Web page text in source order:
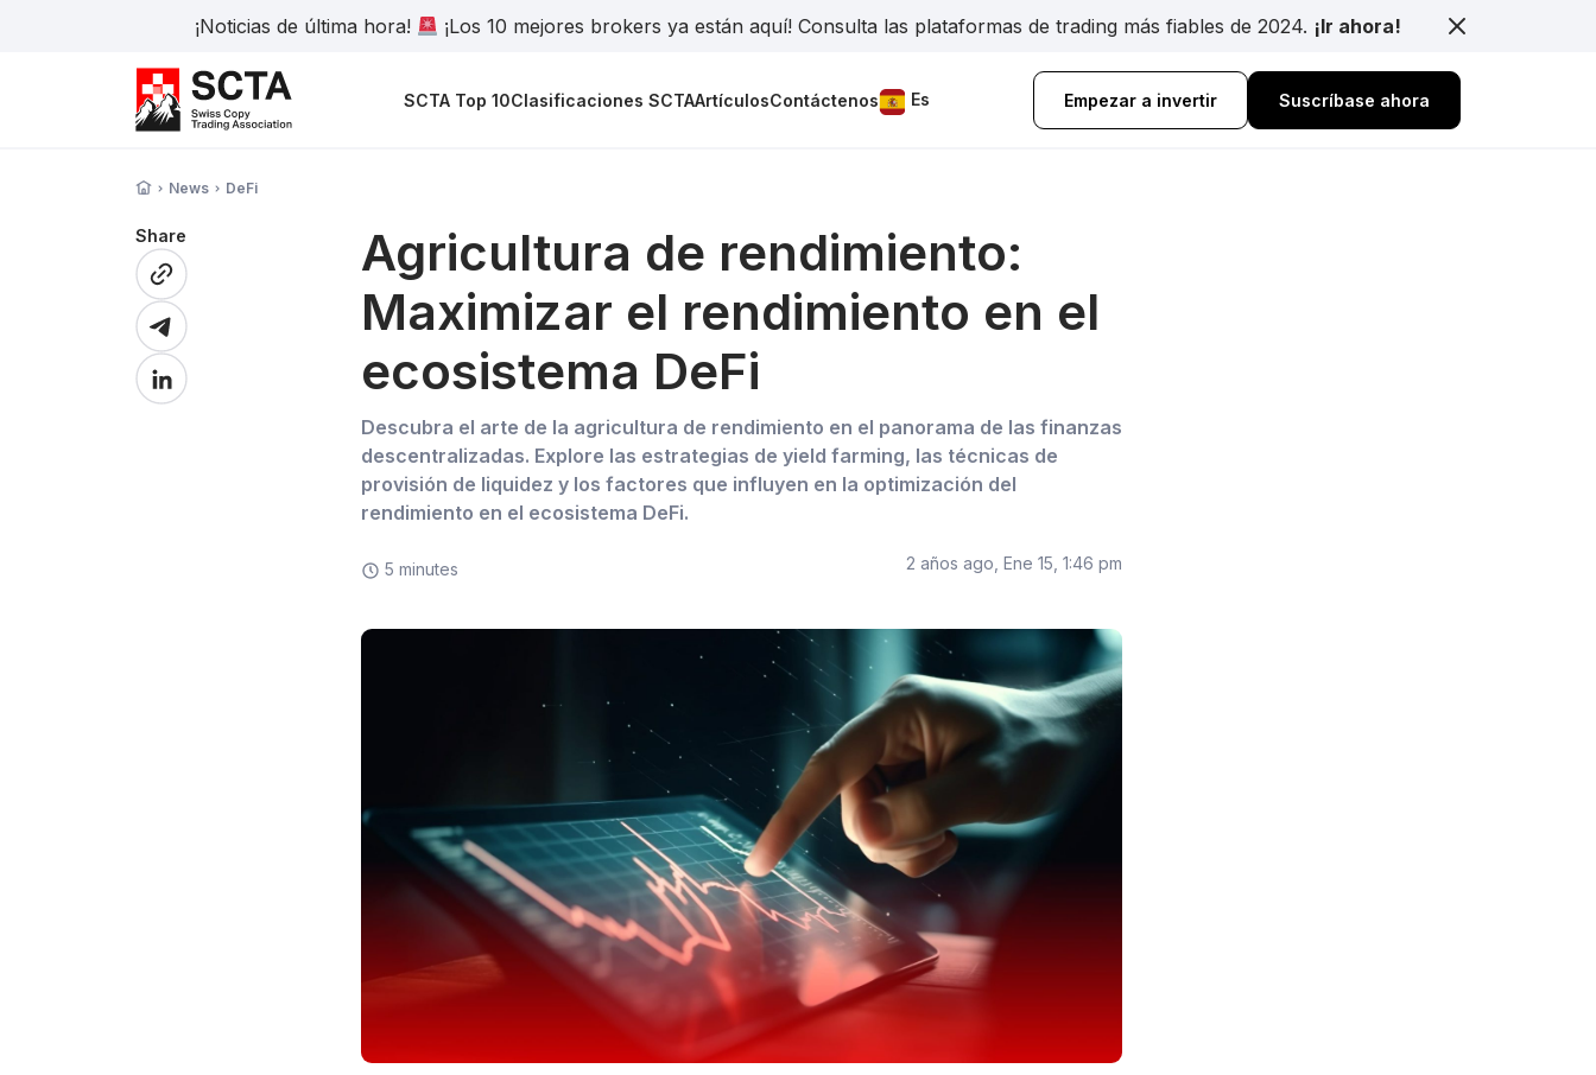
¡Noticias de última hora! ¡Los 10 mejores brokers ya están aquí! Consulta las plataformas de trading más fiables de 2024. ¡Ir ahora!
SCTA Top 10Clasificaciones SCTAArtículosContáctenos Es Empezar a invertir Suscríbase ahora
News DeFi
Share
Agricultura de rendimiento:
Maximizar el rendimiento en el
ecosistema DeFi
Descubra el arte de la agricultura de rendimiento en el panorama de las finanzas
descentralizadas. Explore las estrategias de yield farming, las técnicas de
provisión de liquidez y los factores que influyen en la optimización del
rendimiento en el ecosistema DeFi.
5 minutes 2 años ago, Ene 15, 1:46 pm